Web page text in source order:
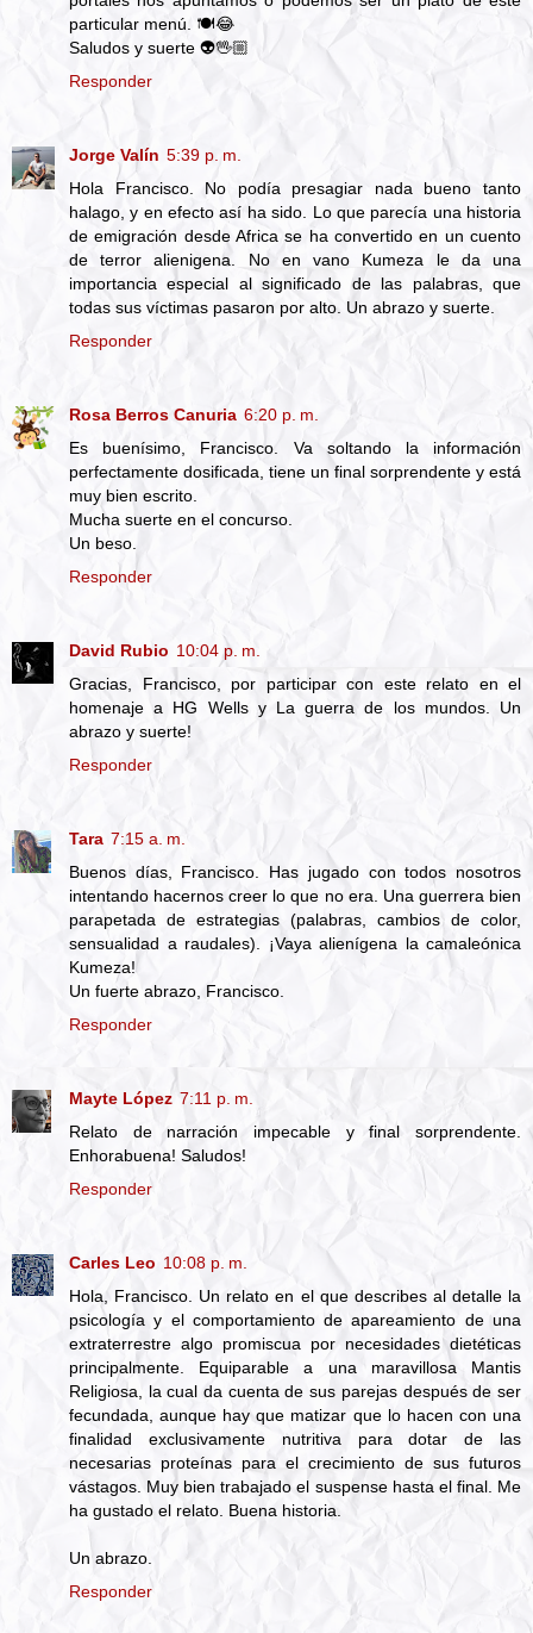
particular menú. 🍽️😂
Saludos y suerte 👽🖖🏼
Responder
Jorge Valín 5:39 p. m.
Hola Francisco. No podía presagiar nada bueno tanto
halago, y en efecto así ha sido. Lo que parecía una historia
de emigración desde Africa se ha convertido en un cuento
de terror alienigena. No en vano Kumeza le da una
importancia especial al significado de las palabras, que
todas sus víctimas pasaron por alto. Un abrazo y suerte.
Responder
Rosa Berros Canuria 6:20 p. m.
Es buenísimo, Francisco. Va soltando la información
perfectamente dosificada, tiene un final sorprendente y está
muy bien escrito.
Mucha suerte en el concurso.
Un beso.
Responder
David Rubio 10:04 p. m.
Gracias, Francisco, por participar con este relato en el
homenaje a HG Wells y La guerra de los mundos. Un
abrazo y suerte!
Responder
Tara 7:15 a. m.
Buenos días, Francisco. Has jugado con todos nosotros
intentando hacernos creer lo que no era. Una guerrera bien
parapetada de estrategias (palabras, cambios de color,
sensualidad a raudales). ¡Vaya alienígena la camaleónica
Kumeza!
Un fuerte abrazo, Francisco.
Responder
Mayte López 7:11 p. m.
Relato de narración impecable y final sorprendente.
Enhorabuena! Saludos!
Responder
Carles Leo 10:08 p. m.
Hola, Francisco. Un relato en el que describes al detalle la
psicología y el comportamiento de apareamiento de una
extraterrestre algo promiscua por necesidades dietéticas
principalmente. Equiparable a una maravillosa Mantis
Religiosa, la cual da cuenta de sus parejas después de ser
fecundada, aunque hay que matizar que lo hacen con una
finalidad exclusivamente nutritiva para dotar de las
necesarias proteínas para el crecimiento de sus futuros
vástagos. Muy bien trabajado el suspense hasta el final. Me
ha gustado el relato. Buena historia.
Un abrazo.
Responder